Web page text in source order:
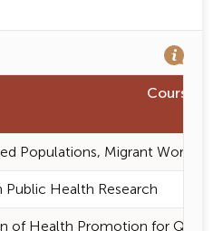
Course
Populations, Migrant
Public Health Research
of Health Promotion for